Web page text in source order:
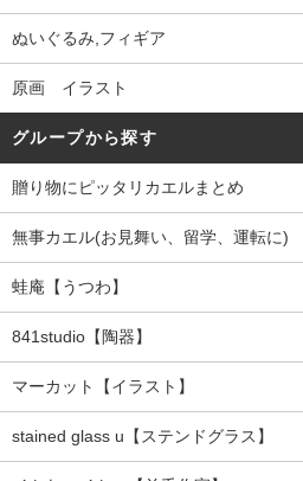
ぬいぐるみ,フィギア
原画 イラスト
グループから探す
贈り物にピッタリカエルまとめ
無事カエル(お見舞い、留学、運転に)
蛙庵【うつわ】
841studio【陶器】
マーカット【イラスト】
stained glass u【ステンドグラス】